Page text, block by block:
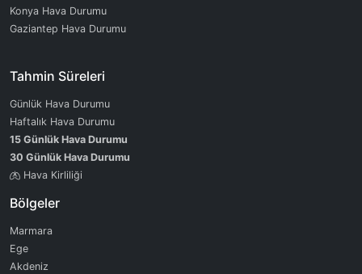
Konya Hava Durumu
Gaziantep Hava Durumu
Tahmin Süreleri
Günlük Hava Durumu
Haftalık Hava Durumu
15 Günlük Hava Durumu
30 Günlük Hava Durumu
Hava Kirliliği
Bölgeler
Marmara
Ege
Akdeniz